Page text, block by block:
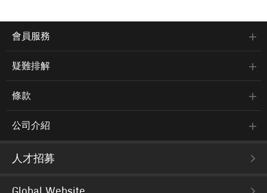
會員服務
疑難排解
條款
公司介紹
人才招募